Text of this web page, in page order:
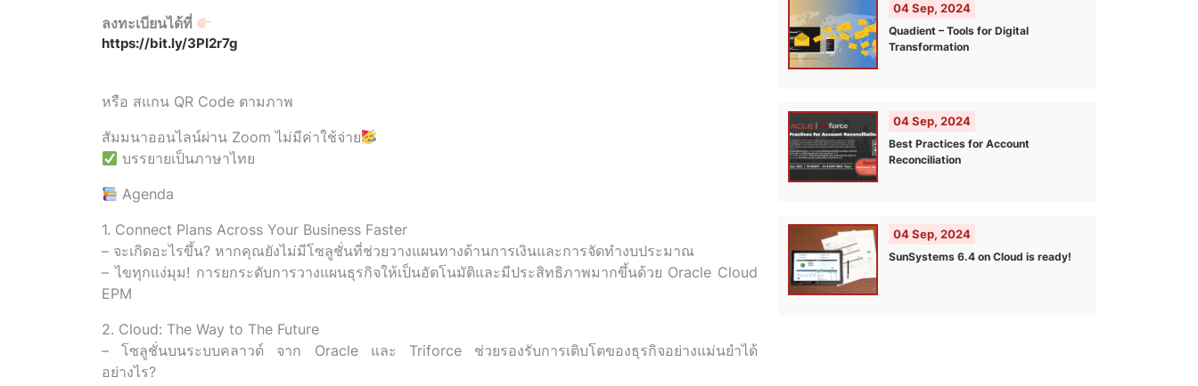
ลงทะเบียนได้ที่
https://bit.ly/3PI2r7g
หรือ สแกน QR Code ตามภาพ
สัมมนาออนไลน์ผ่าน Zoom ไม่มีค่าใช้จ่าย
บรรยายเป็นภาษาไทย
Agenda
1. Connect Plans Across Your Business Faster
– จะเกิดอะไรขึ้น? หากคุณยังไม่มีโซลูชั่นที่ช่วยวางแผนทางด้านการเงินและการจัดทำงบประมาณ
– ไขทุกแง่มุม! การยกระดับการวางแผนธุรกิจให้เป็นอัตโนมัติและมีประสิทธิภาพมากขึ้นด้วย Oracle Cloud
EPM
2. Cloud: The Way to The Future
– โซลูชั่นบนระบบคลาวด์ จาก Oracle และ Triforce ช่วยรองรับการเติบโตของธุรกิจอย่างแม่นยำได้
อย่างไร?
04 Sep, 2024
Quadient – Tools for Digital
Transformation
04 Sep, 2024
Best Practices for Account
Reconciliation
04 Sep, 2024
SunSystems 6.4 on Cloud is ready!